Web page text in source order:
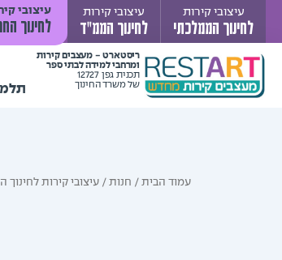
עיצובי קירות
לחינוך הממלכתי
עיצובי קירות
לחינוך הממ"ד
עיצובי
לחינוך
ריסטארט - מעצבים קירות
ומרחבי למידה לבתי ספר
תכנית גפן 12727
של משרד החינוך
עמוד הבית / חנות / עיצובי קירות לחינוך